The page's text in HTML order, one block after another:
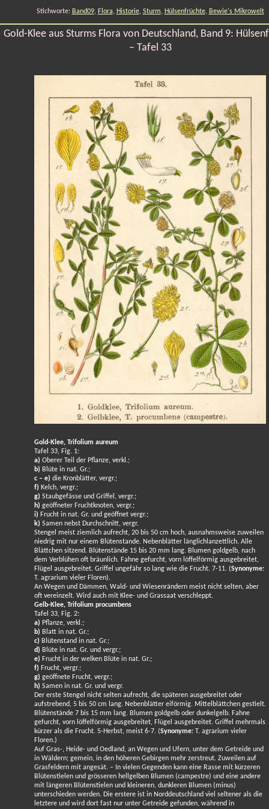
Stichworte: Band09, Flora, Historie, Sturm, Hülsenfrüchte, Bewie's Mikrowelt
Gold-Klee aus Sturms Flora von Deutschland, Band 9:
– Tafel 33
Gold-Klee, Trifolium aureum
Tafel 33, Fig. 1:
a) Oberer Teil der Pflanze, verkl.;
b) Blüte in nat. Gr.;
c – e) die Kronblätter, vergr.;
f) Kelch, vergr.;
g) Staubgefässe und Griffel, vergr.;
h) geöffneter Fruchtknoten, vergr.;
i) Frucht in nat. Gr. und geöffnet vergr.;
k) Samen nebst Durchschnitt, vergr.
Stengel meist ziemlich aufrecht, 20 bis 50 cm hoch, ausnahmsweise zuweilen
niedrig mit nur einem Blütenstande. Nebenblätter länglichlanzettlich. Alle
Blättchen sitzend. Blütenstände 15 bis 20 mm lang. Blumen goldgelb, nach
dem Verblühen oft bräunlich. Fahne gefurcht, vorn löffelförmig ausgebreitet,
Flügel ausgebreitet. Griffel ungefähr so lang wie die Frucht. 7-11. (Synonyme:
T. agrarium vieler Floren).
An Wegen und Dämmen, Wald- und Wiesenrändern meist nicht selten, aber
oft vereinzelt. Wird auch mit Klee- und Grassaat verschleppt.
Gelb-Klee, Trifolium procumbens
Tafel 33, Fig. 2:
a) Pflanze, verkl.;
b) Blatt in nat. Gr.;
c) Blütenstand in nat. Gr.;
d) Blüte in nat. Gr. und vergr.;
e) Frucht in der welken Blüte in nat. Gr.;
f) Frucht, vergr.;
g) geöffnete Frucht, vergr.;
h) Samen in nat. Gr. und vergr.
Der erste Stengel nicht selten aufrecht, die späteren ausgebreitet oder
aufstrebend, 5 bis 50 cm lang. Nebenblätter eiförmig. Mittelblättchen gestielt.
Blütenstände 7 bis 15 mm lang. Blumen goldgelb oder dunkelgelb. Fahne
gefurcht, vorn löffelförmig ausgebreitet, Flügel ausgebreitet. Griffel mehrmals
kürzer als die Frucht. 5-Herbst, meist 6-7. (Synonyme:T. agrarium vieler
Floren.)
Auf Gras-, Heide- und Oedland, an Wegen und Ufern, unter dem Getreide und
in Wäldern; gemein, in den höheren Gebirgen mehr zerstreut. Zuweilen auf
Grasfeldern mit angesät. – In vielen Gegenden kann eine Rasse mit kürzeren
Blütenstielen und grösseren hellgelben Blumen (campestre) und eine andere
mit längeren Blütenstielen und kleineren, dunkleren Blumen (minus)
unterschieden werden. Die erstere ist in Norddeutschland viel seltener als die
letztere und wird dort fast nur unter Getreide gefunden, während in